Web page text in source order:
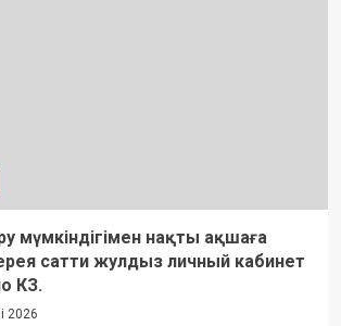
мүмкіндігімен нақты ақшаға
сатти жулдыз личный кабинет
КЗ.
2026